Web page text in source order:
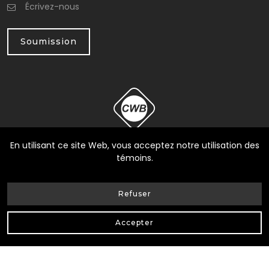
Écrivez-nous
Soumission
© Heneault et Gosselin inc.2026| Tous Droits Réservés |
Conception Web Delisoft|Confidentialité
En utilisant ce site Web, vous acceptez notre utilisation des
témoins.
Refuser
Accepter